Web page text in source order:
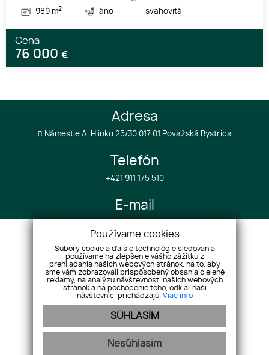
989 m2
áno
svahovitá
Cena
76 000 €
Adresa
Námestie A. Hlinku 25/30 017 01 Považská Bystrica
Telefón
+421 911 175 510
E-mail
Úvod
O spoločnosti
Nehnuteľnosti
Služby k projektom
Služby v zahraničí
Referencie
Kontakt
Cookies
Používame cookies
Súbory cookie a ďalšie technológie sledovania
používame na zlepšenie vášho zážitku z
prehliadania našich webových stránok, na to, aby
sme vám zobrazovali prispôsobený obsah a cielené
reklamy, na analýzu návštevnosti našich webových
stránok a na pochopenie toho, odkiaľ naši
návštevníci prichádzajú. Viac info
SÚHLASÍM
Nesúhlasím